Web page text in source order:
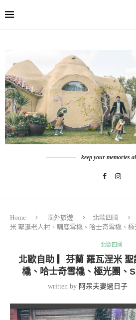
keep your memories
Home 國外旅遊 北歐四國
米 聖誕老人村、馴鹿雪橇、哈士奇雪橇、極
北歐四國
北歐自助 ▎芬蘭 羅瓦涅米 聖
橇、哈士奇雪橇、極光團、
written by 阿呆夫妻過日子